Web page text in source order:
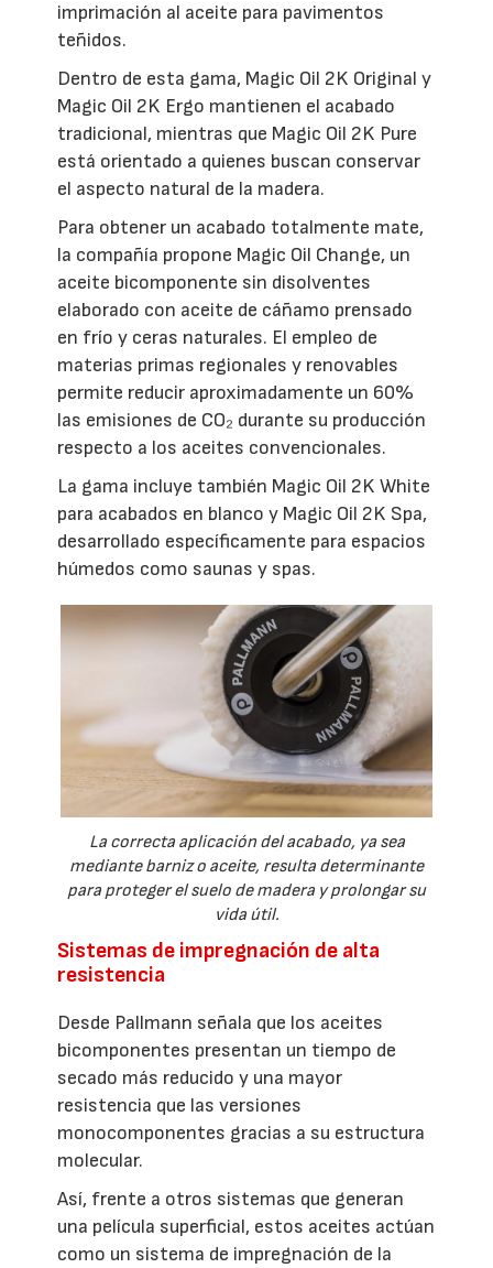
imprimación al aceite para pavimentos
teñidos.
Dentro de esta gama, Magic Oil 2K Original y
Magic Oil 2K Ergo mantienen el acabado
tradicional, mientras que Magic Oil 2K Pure
está orientado a quienes buscan conservar
el aspecto natural de la madera.
Para obtener un acabado totalmente mate,
la compañía propone Magic Oil Change, un
aceite bicomponente sin disolventes
elaborado con aceite de cáñamo prensado
en frío y ceras naturales. El empleo de
materias primas regionales y renovables
permite reducir aproximadamente un 60%
las emisiones de CO₂ durante su producción
respecto a los aceites convencionales.
La gama incluye también Magic Oil 2K White
para acabados en blanco y Magic Oil 2K Spa,
desarrollado específicamente para espacios
húmedos como saunas y spas.
La correcta aplicación del acabado, ya sea
mediante barniz o aceite, resulta determinante
para proteger el suelo de madera y prolongar su
vida útil.
Sistemas de impregnación de alta
resistencia
Desde Pallmann señala que los aceites
bicomponentes presentan un tiempo de
secado más reducido y una mayor
resistencia que las versiones
monocomponentes gracias a su estructura
molecular.
Así, frente a otros sistemas que generan
una película superficial, estos aceites actúan
como un sistema de impregnación de la